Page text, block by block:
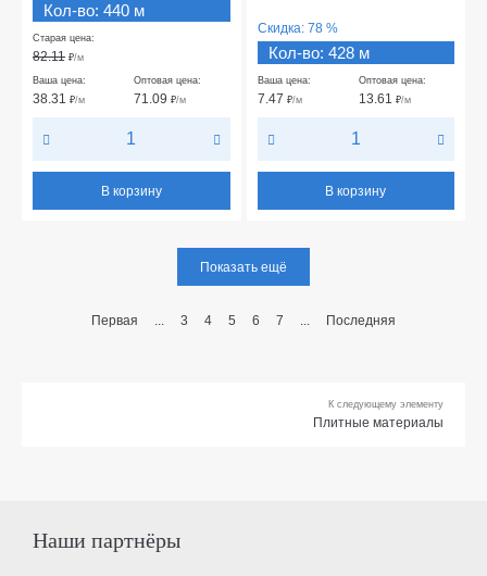
Кол-во: 440 м
Старая цена:
82.11 ₽/м
Ваша цена:
38.31 ₽/м
Оптовая цена:
71.09₽/м
В корзину
Скидка: 78 %
Кол-во: 428 м
Ваша цена:
7.47 ₽/м
Оптовая цена:
13.61 ₽/м
В корзину
Показать ещё
Первая ... 3 4 5 6 7 ... Последняя
К следующему элементу
Плитные материалы
Наши партнёры